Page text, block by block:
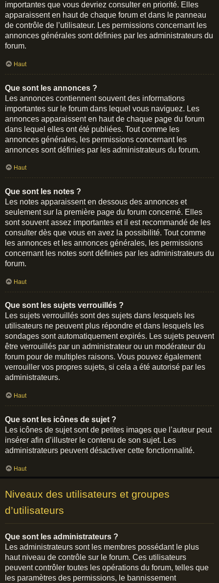
importantes que vous devriez consulter en priorité. Elles
apparaissent en haut de chaque forum et dans le panneau
de contrôle de l’utilisateur. Les permissions concernant les
annonces générales sont définies par les administrateurs du
forum.
Haut
Que sont les annonces ?
Les annonces contiennent souvent des informations
importantes sur le forum dans lequel vous naviguez. Les
annonces apparaissent en haut de chaque page du forum
dans lequel elles ont été publiées. Tout comme les
annonces générales, les permissions concernant les
annonces sont définies par les administrateurs du forum.
Haut
Que sont les notes ?
Les notes apparaissent en dessous des annonces et
seulement sur la première page du forum concerné. Elles
sont souvent assez importantes et il est recommandé de les
consulter dès que vous en avez la possibilité. Tout comme
les annonces et les annonces générales, les permissions
concernant les notes sont définies par les administrateurs du
forum.
Haut
Que sont les sujets verrouillés ?
Les sujets verrouillés sont des sujets dans lesquels les
utilisateurs ne peuvent plus répondre et dans lesquels les
sondages sont automatiquement expirés. Les sujets peuvent
être verrouillés par un administrateur ou un modérateur du
forum pour de multiples raisons. Vous pouvez également
verrouiller vos propres sujets, si cela a été autorisé par les
administrateurs.
Haut
Que sont les icônes de sujet ?
Les icônes de sujet sont de petites images que l’auteur peut
insérer afin d’illustrer le contenu de son sujet. Les
administrateurs peuvent désactiver cette fonctionnalité.
Haut
Niveaux des utilisateurs et groupes
d’utilisateurs
Que sont les administrateurs ?
Les administrateurs sont les membres possédant le plus
haut niveau de contrôle sur le forum. Ces utilisateurs
peuvent contrôler toutes les opérations du forum, telles que
les paramètres des permissions, le bannissement